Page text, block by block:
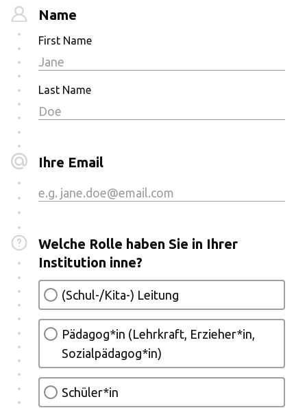
Name
First Name
Last Name
Ihre Email
Welche Rolle haben Sie in Ihrer
Institution inne?
(Schul-/Kita-) Leitung
Pädagog*in (Lehrkraft, Erzieher*in,
Sozialpädagog*in)
Schüler*in